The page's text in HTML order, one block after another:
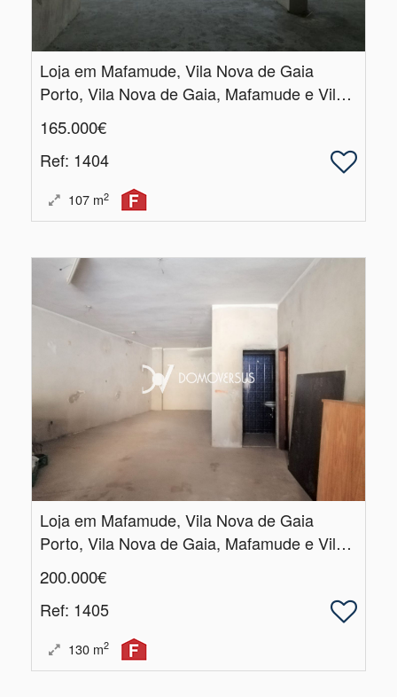
Loja em Mafamude, Vila Nova de Gaia
Porto, Vila Nova de Gaia, Mafamude e Vilar do Paraíso
165.000€
Ref: 1404
107 m2
Loja em Mafamude, Vila Nova de Gaia
Porto, Vila Nova de Gaia, Mafamude e Vilar do Paraíso
200.000€
Ref: 1405
130 m2